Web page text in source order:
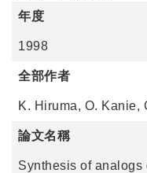
年度
1998
全部作者
K. Hiruma, O. Kanie,
論文名稱
Synthesis of analogs